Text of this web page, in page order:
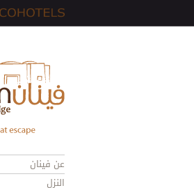
عن فينان
النزل